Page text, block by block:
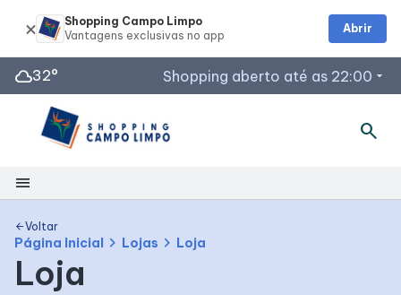
cloud32° Shopping aberto até as 22:00 arrow_drop_down
search
menu
Shopping
Mapa Interno
arrow_backVoltar
Página Inicial chevron_right Lojas chevron_right Loja
Loja
Shopping Campo Limpo
Abrir